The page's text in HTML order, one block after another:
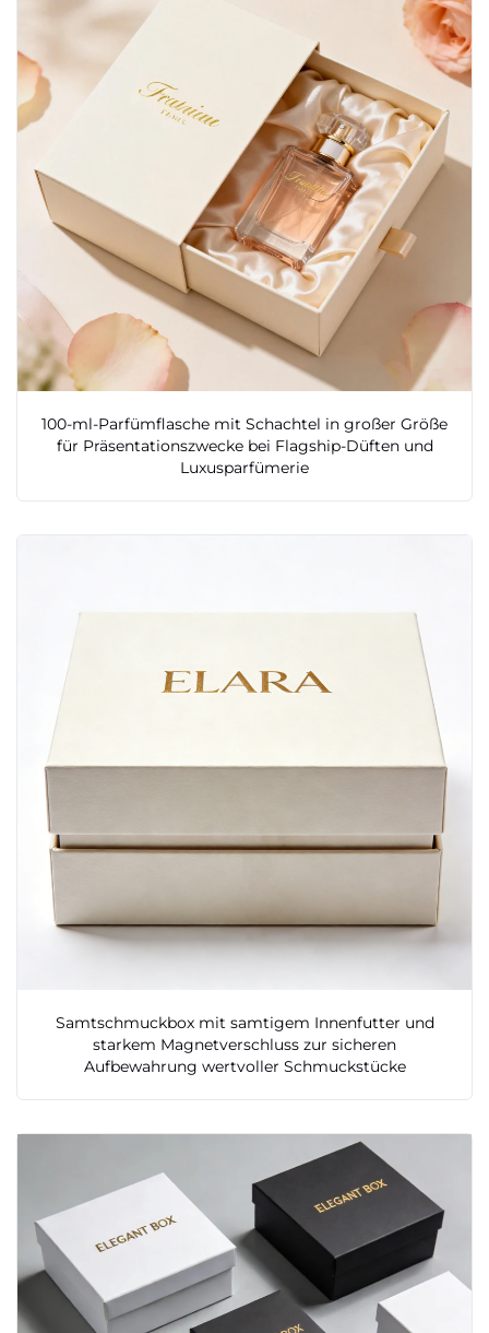
100-ml-Parfümflasche mit Schachtel in großer Größe
für Präsentationszwecke bei Flagship-Düften und
Luxusparfümerie
Samtschmuckbox mit samtigem Innenfutter und
starkem Magnetverschluss zur sicheren
Aufbewahrung wertvoller Schmuckstücke